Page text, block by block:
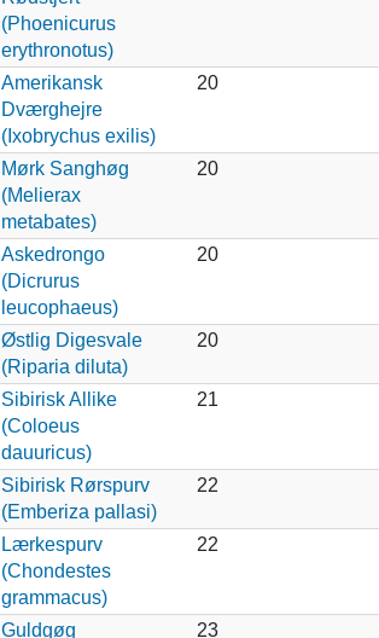
(Phoenicurus
erythronotus)
Amerikansk
Dværghejre
(Ixobrychus exilis)
20
Mørk Sanghøg
(Melierax
metabates)
20
Askedrongo
(Dicrurus
leucophaeus)
20
Østlig Digesvale
(Riparia diluta)
20
Sibirisk Allike
(Coloeus
dauuricus)
21
Sibirisk Rørspurv
(Emberiza pallasi)
22
Lærkespurv
(Chondestes
grammacus)
22
Guldgøg 23